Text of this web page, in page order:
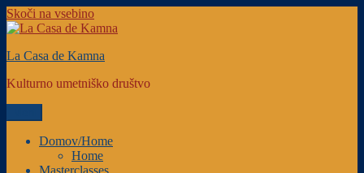
Skoči na vsebino
La Casa de Kamna
Kulturno umetniško društvo
Domov/Home
Home
Masterclasses